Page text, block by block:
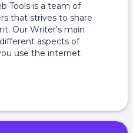
Tools is a team of
that strives to share
Our Writer's main
aspects of
use the internet